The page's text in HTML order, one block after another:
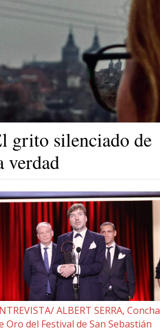
grito silenciado de
verdad
ALBERT SERRA, Concha
Oro del Festival de San Sebastián